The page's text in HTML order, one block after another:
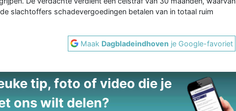
slachtoffers schadevergoedingen betalen van in totaal ruim
Maak Dagbladeindhoven je Google-favoriet
tip, foto of video die je
ons wilt delen?